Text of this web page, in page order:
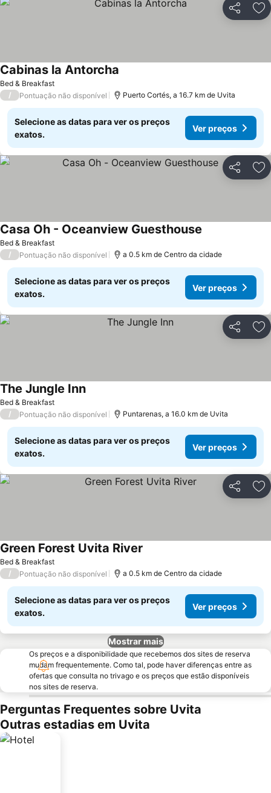
Partilhar
Bed & Breakfast
Cabinas la Antorcha
/ Pontuação não disponível Puerto Cortés, a 16.7 km de Uvita
Selecione as datas para ver os preços
exatos.
Ver preços
Partilhar
Bed & Breakfast
Casa Oh - Oceanview Guesthouse
/ Pontuação não disponível a 0.5 km de Centro da cidade
Selecione as datas para ver os preços
exatos.
Ver preços
Partilhar
Bed & Breakfast
The Jungle Inn
/ Pontuação não disponível Puntarenas, a 16.0 km de Uvita
Selecione as datas para ver os preços
exatos.
Ver preços
Partilhar
Bed & Breakfast
Green Forest Uvita River
/ Pontuação não disponível a 0.5 km de Centro da cidade
Selecione as datas para ver os preços
exatos.
Ver preços
Mostrar mais
Os preços e a disponibilidade que recebemos dos sites de reserva
mudam frequentemente. Como tal, pode haver diferenças entre as
ofertas que consulta no trivago e os preços que estão disponíveis
nos sites de reserva.
Perguntas Frequentes sobre Uvita
Outras estadias em Uvita